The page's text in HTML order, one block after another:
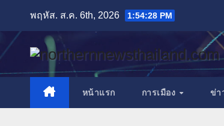
content
พฤหัส. ส.ค. 6th, 2026 1:54:29 PM
หน้าแรก การเมือง ข่า